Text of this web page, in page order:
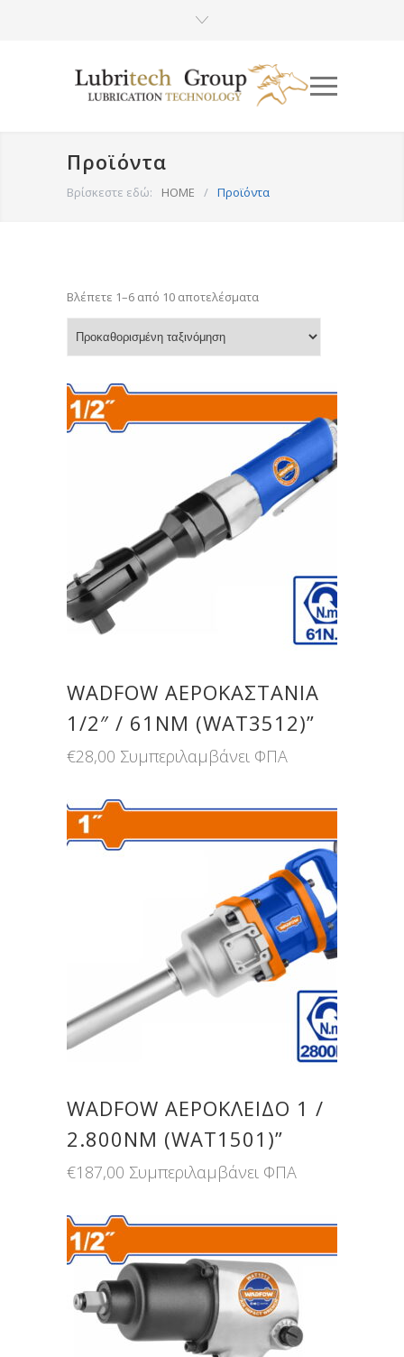
Προϊόντα
Βρίσκεστε εδώ: HOME / Προϊόντα
Βλέπετε 1–6 από 10 αποτελέσματα
WADFOW ΑΕΡΟΚΑΣΤΑΝΙΑ
1/2″ / 61NM (WAT3512)”
€28,00 Συμπεριλαμβάνει ΦΠΑ
WADFOW ΑΕΡΟΚΛΕΙΔΟ 1 /
2.800NM (WAT1501)”
€187,00 Συμπεριλαμβάνει ΦΠΑ